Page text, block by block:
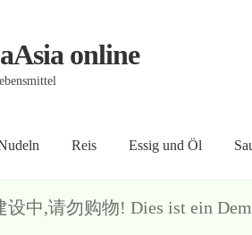
online
Reis Essig und Öl
AGB Contact Datenschutz Kasse Mein
中,请勿购物! Dies ist ein